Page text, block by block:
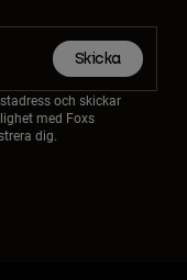
Skicka
och skickar
med Foxs
dig.